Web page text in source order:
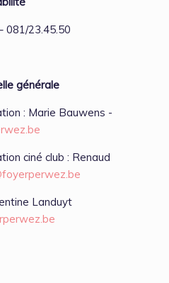
081/23.45.50
générale
: Marie Bauwens -
ciné club : Renaud
Landuyt